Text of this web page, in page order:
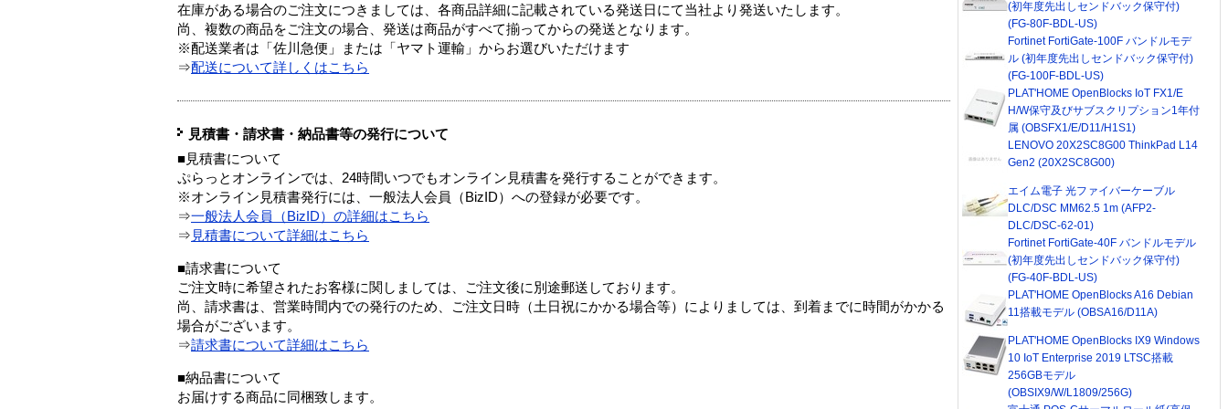
在庫がある場合のご注文につきましては、各商品詳細に記載されている発送日にて当社より発送いたします。
尚、複数の商品をご注文の場合、発送は商品がすべて揃ってからの発送となります。
※配送業者は「佐川急便」または「ヤマト運輸」からお選びいただけます
⇒配送について詳しくはこちら
見積書・請求書・納品書等の発行について
■見積書について
ぷらっとオンラインでは、24時間いつでもオンライン見積書を発行することができます。
※オンライン見積書発行には、一般法人会員（BizID）への登録が必要です。
⇒一般法人会員（BizID）の詳細はこちら
⇒ 見積書について詳細はこちら
■請求書について
ご注文時に希望されたお客様に関しましては、ご注文後に別途郵送しております。
尚、請求書は、営業時間内での発行のため、ご注文日時（土日祝にかかる場合等）によりましては、到着までに時間がかかる
場合がございます。
⇒請求書について詳細はこちら
■納品書について
お届けする商品に同梱致します。
(初年度先出しセンドバック保守付)
(FG-80F-BDL-US)
Fortinet FortiGate-100F バンドルモデ
ル (初年度先出しセンドバック保守付)
(FG-100F-BDL-US)
PLAT'HOME OpenBlocks IoT FX1/E
H/W保守及びサブスクリプション1年付
属 (OBSFX1/E/D11/H1S1)
LENOVO 20X2SC8G00 ThinkPad L14
Gen2 (20X2SC8G00)
エイム電子 光ファイバーケーブル
DLC/DSC MM62.5 1m (AFP2-
DLC/DSC-62-01)
Fortinet FortiGate-40F バンドルモデル
(初年度先出しセンドバック保守付)
(FG-40F-BDL-US)
PLAT'HOME OpenBlocks A16 Debian
11搭載モデル (OBSA16/D11A)
PLAT'HOME OpenBlocks IX9 Windows
10 IoT Enterprise 2019 LTSC搭載
256GBモデル
(OBSIX9/W/L1809/256G)